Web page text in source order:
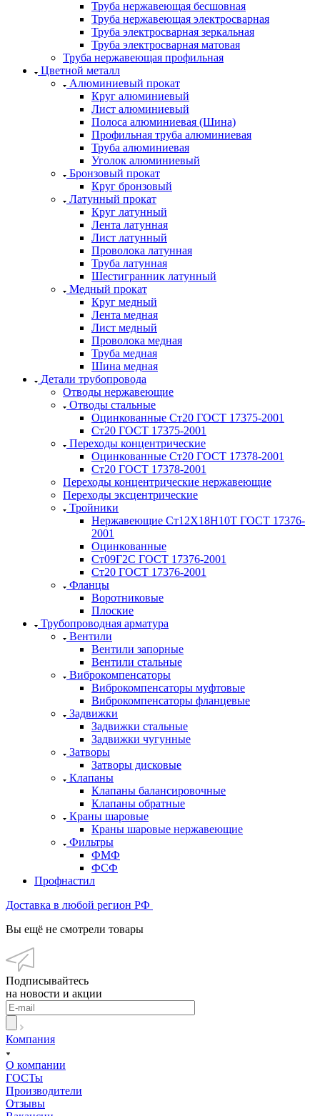
Труба нержавеющая бесшовная
Труба нержавеющая электросварная
Труба электросварная зеркальная
Труба электросварная матовая
Труба нержавеющая профильная
Цветной металл
Алюминиевый прокат
Круг алюминиевый
Лист алюминиевый
Полоса алюминиевая (Шина)
Профильная труба алюминиевая
Труба алюминиевая
Уголок алюминиевый
Бронзовый прокат
Круг бронзовый
Латунный прокат
Круг латунный
Лента латунная
Лист латунный
Проволока латунная
Труба латунная
Шестигранник латунный
Медный прокат
Круг медный
Лента медная
Лист медный
Проволока медная
Труба медная
Шина медная
Детали трубопровода
Отводы нержавеющие
Отводы стальные
Оцинкованные Ст20 ГОСТ 17375-2001
Ст20 ГОСТ 17375-2001
Переходы концентрические
Оцинкованные Ст20 ГОСТ 17378-2001
Ст20 ГОСТ 17378-2001
Переходы концентрические нержавеющие
Переходы эксцентрические
Тройники
Нержавеющие Ст12Х18Н10Т ГОСТ 17376-
2001
Оцинкованные
Ст09Г2С ГОСТ 17376-2001
Ст20 ГОСТ 17376-2001
Фланцы
Воротниковые
Плоские
Трубопроводная арматура
Вентили
Вентили запорные
Вентили стальные
Виброкомпенсаторы
Виброкомпенсаторы муфтовые
Виброкомпенсаторы фланцевые
Задвижки
Задвижки стальные
Задвижки чугунные
Затворы
Затворы дисковые
Клапаны
Клапаны балансировочные
Клапаны обратные
Краны шаровые
Краны шаровые нержавеющие
Фильтры
ФМФ
ФСФ
Профнастил
Доставка в любой регион РФ
Вы ещё не смотрели товары
Подписывайтесь
на новости и акции
Компания
О компании
ГОСТы
Производители
Отзывы